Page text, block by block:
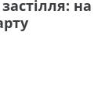
на